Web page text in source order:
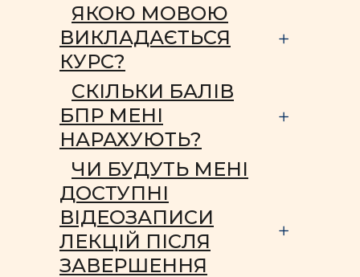
ЯКОЮ МОВОЮ
ВИКЛАДАЄТЬСЯ
КУРС?
СКІЛЬКИ БАЛІВ
БПР МЕНІ
НАРАХУЮТЬ?
ЧИ БУДУТЬ МЕНІ
ДОСТУПНІ
ВІДЕОЗАПИСИ
ЛЕКЦІЙ ПІСЛЯ
ЗАВЕРШЕННЯ